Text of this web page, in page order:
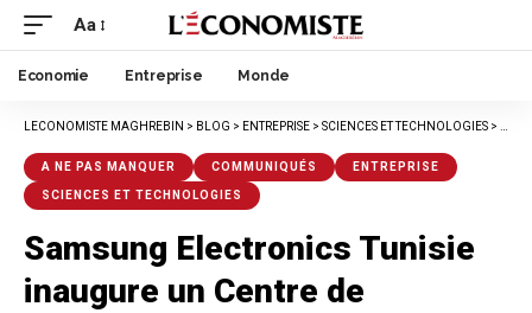
Aa
Economie Entreprise Monde
LECONOMISTE MAGHREBIN > BLOG > ENTREPRISE > SCIENCES ET TECHNOLOGIES >
A NE PAS MANQUER COMMUNIQUÉS ENTREPRISE
SCIENCES ET TECHNOLOGIES
Samsung Electronics Tunisie
inaugure un Centre de